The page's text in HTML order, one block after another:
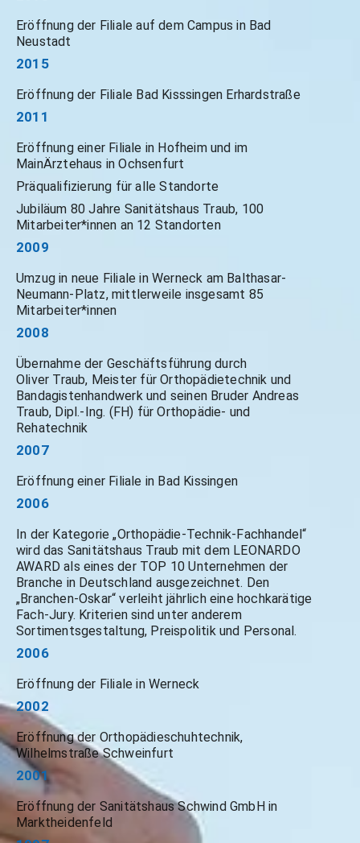
Eröffnung der Filiale auf dem Campus in Bad
Neustadt
2015
Eröffnung der Filiale Bad Kisssingen Erhardstraße
2011
Eröffnung einer Filiale in Hofheim und im
MainÄrztehaus in Ochsenfurt
Präqualifizierung für alle Standorte
Jubiläum 80 Jahre Sanitätshaus Traub, 100
Mitarbeiter*innen an 12 Standorten
2009
Umzug in neue Filiale in Werneck am Balthasar-
Neumann-Platz, mittlerweile insgesamt 85
Mitarbeiter*innen
2008
Übernahme der Geschäftsführung durch
Oliver Traub, Meister für Orthopädietechnik und
Bandagistenhandwerk und seinen Bruder Andreas
Traub, Dipl.-Ing. (FH) für Orthopädie- und
Rehatechnik
2007
Eröffnung einer Filiale in Bad Kissingen
2006
In der Kategorie „Orthopädie-Technik-Fachhandel“
wird das Sanitätshaus Traub mit dem LEONARDO
AWARD als eines der TOP 10 Unternehmen der
Branche in Deutschland ausgezeichnet. Den
„Branchen-Oskar“ verleiht jährlich eine hochkarätige
Fach-Jury. Kriterien sind unter anderem
Sortimentsgestaltung, Preispolitik und Personal.
2006
Eröffnung der Filiale in Werneck
2002
Eröffnung der Orthopädieschuhtechnik,
Wilhelmstraße Schweinfurt
2001
Eröffnung der Sanitätshaus Schwind GmbH in
Marktheidenfeld